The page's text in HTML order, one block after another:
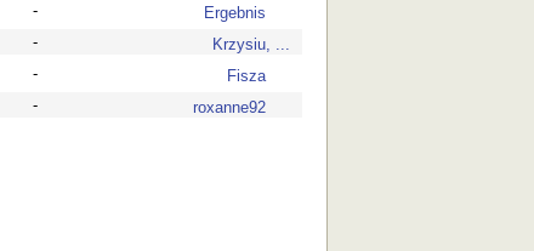
-
Ergebnis
-
Krzysiu, ...
-
Fisza
- roxanne92